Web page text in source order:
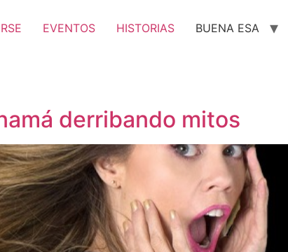
RSE EVENTOS HISTORIAS BUENA ESA
derribando mitos